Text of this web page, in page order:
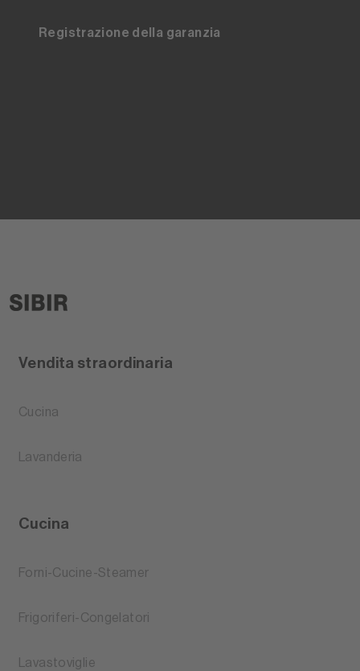
Registrazione della garanzia
Vendita straordinaria
Cucina
Lavanderia
Cucina
Forni-Cucine-Steamer
Frigoriferi-Congelatori
Lavastoviglie